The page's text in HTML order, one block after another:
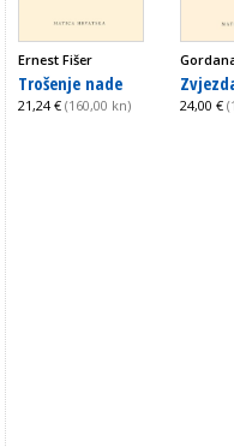
Ernest Fišer
Trošenje nade
21,24 € (160,00 kn) 24,00 €